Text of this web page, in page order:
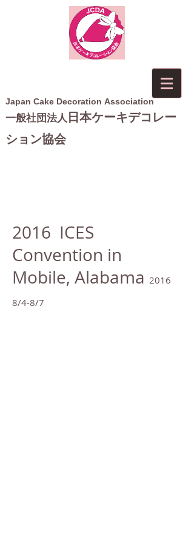
Japan Cake Decoration Association
一般社団法人 日本ケーキデコレー
ション協会
2016 ICES
Convention in
Mobile, Alabama 2016
8/4-8/7
>